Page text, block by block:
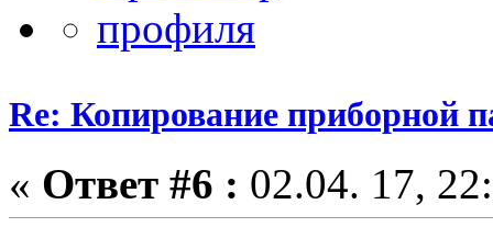
Re: Копирование приборной
« Ответ #6 : 02.04. 17,